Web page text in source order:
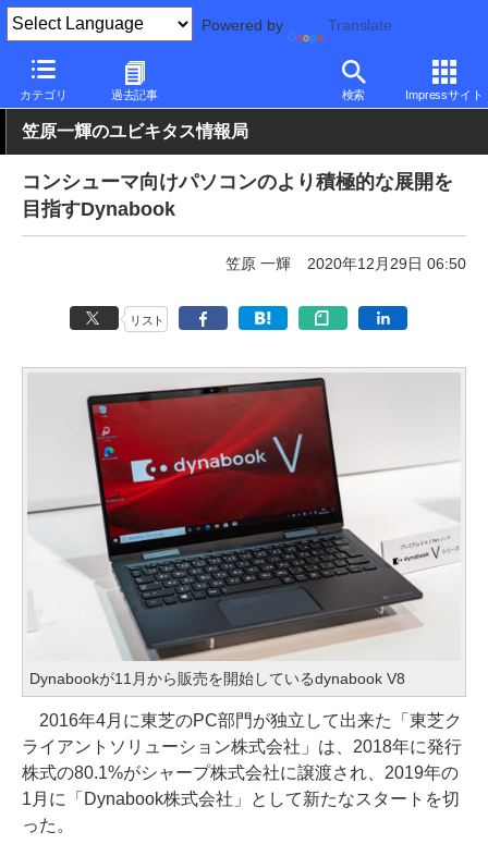
Powered by Translate
カテゴリ 過去記事 検索 Impressサイト
PC Watch パソコン/タブレット/スマートフォン モバイルノート
笠原一輝のユビキタス情報局
コンシューマ向けパソコンのより積極的な展開を
目指すDynabook
笠原 一輝 2020年12月29日 06:50
リスト
Dynabookが11月から販売を開始しているdynabook V8
2016年4月に東芝のPC部門が独立して出来た「東芝ク
ライアントソリューション株式会社」は、2018年に発行
株式の80.1%がシャープ株式会社に譲渡され、2019年の
1月に「Dynabook株式会社」として新たなスタートを切
った。